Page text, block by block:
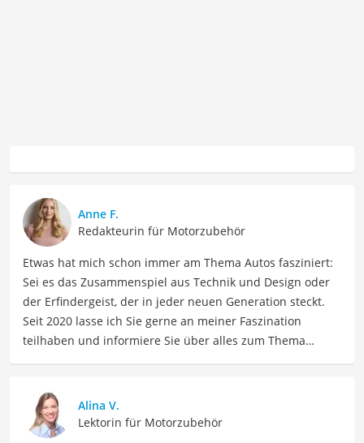
Anne F.
Redakteurin für Motorzubehör
Etwas hat mich schon immer am Thema Autos fasziniert:
Sei es das Zusammenspiel aus Technik und Design oder
der Erfindergeist, der in jeder neuen Generation steckt.
Seit 2020 lasse ich Sie gerne an meiner Faszination
teilhaben und informiere Sie über alles zum Thema
Fahrzeugtechnologien und Autotrends. Meine Beiträge
umfassen detaillierte Fahrzeugvergleiche,
Fahrzeugwartungstipps, Kaufberatungen und Neuigkeiten
Alina V.
Lektorin für Motorzubehör